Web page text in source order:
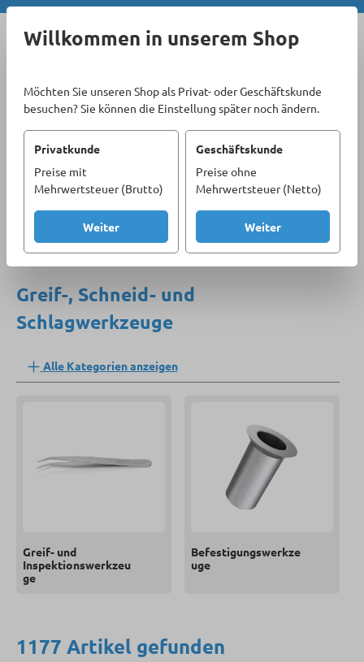
Zum Hauptinhalt springen
Willkommen in unserem Shop
Möchten Sie unseren Shop als Privat- oder Geschäftskunde
besuchen? Sie können die Einstellung später noch ändern.
Privatkunde
Preise mit
Mehrwertsteuer (Brutto)
Weiter
Geschäftskunde
Preise ohne
Mehrwertsteuer (Netto)
Weiter
Sortiment
Greif-, Schneid- und Schlagwerkzeuge
Greif-, Schneid- und
Schlagwerkzeuge
Alle Kategorien anzeigen
Greif- und
Inspektionswerkzeu
ge
Befestigungswerkze
uge
1177 Artikel gefunden